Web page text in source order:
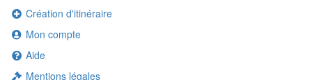
Création d'itinéraire
Mon compte
Aide
Mentions légales